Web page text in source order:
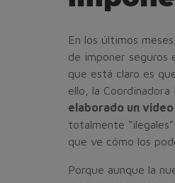
En los últimos
de imponer seguros
que está claro es
ello, la
elaborado un
totalmente
que ve cómo los
Porque aunque la